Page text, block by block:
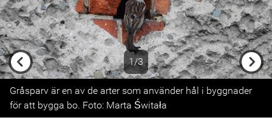
1/3
Previous
Gråsparv är en av de arter som använder hål i byggnader
för att bygga bo. Foto: Marta Świtała